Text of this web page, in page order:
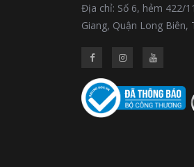
Địa chỉ: Số 6, hẻm 422/
Giang, Quận Long Biên,